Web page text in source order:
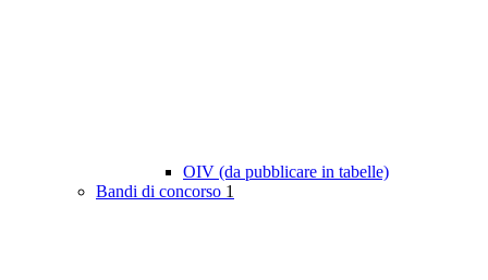
OIV (da pubblicare in tabelle)
Bandi di concorso 1